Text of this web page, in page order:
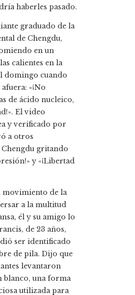
haberles pasado.
graduado de la
de Chengdu,
en un
calientes en la
domingo cuando
«¡No
de ácido nucleico,
El video
y verificado por
a otros
Chengdu gritando
y «¡Libertad
de la
a la multitud
él y su amigo lo
de 23 años,
ser identificado
de pila. Dijo que
levantaron
blanco, una forma
utilizada para